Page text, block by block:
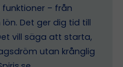
– från
Det ger dig tid till
vill säga att starta,
utan krånglig